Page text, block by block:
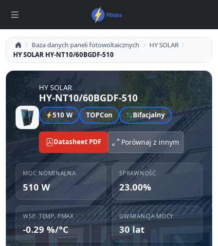
Baza danych paneli fotowoltaicznych
HY SOLAR
HY SOLAR HY-NT10/60BGDF-510
HY SOLAR
HY-NT10/60BGDF-510
510 W TOPCon Bifacjalny
Datasheet PDF Porównaj z innym
MOC NOMINALNA
510 W
SPRAWNOŚĆ
23.00%
WSP. TEMP. PMAX
-0.29 %/°C
GWARANCJA MOCY
30 lat